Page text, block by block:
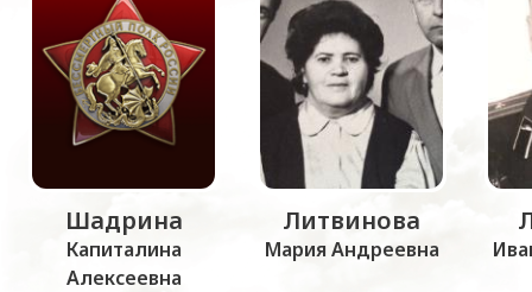
Шадрина
Капиталина
Алексеевна
Литвинова
Мария Андреевна